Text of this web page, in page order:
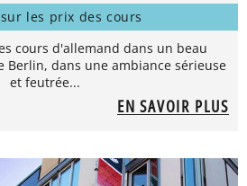
les prix des cours
cours d'allemand dans un beau
dans une ambiance sérieuse
et feutrée...
EN SAVOIR PLUS